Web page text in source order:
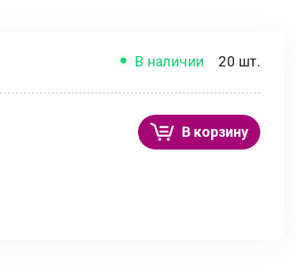
В наличии 20 шт.
В корзину